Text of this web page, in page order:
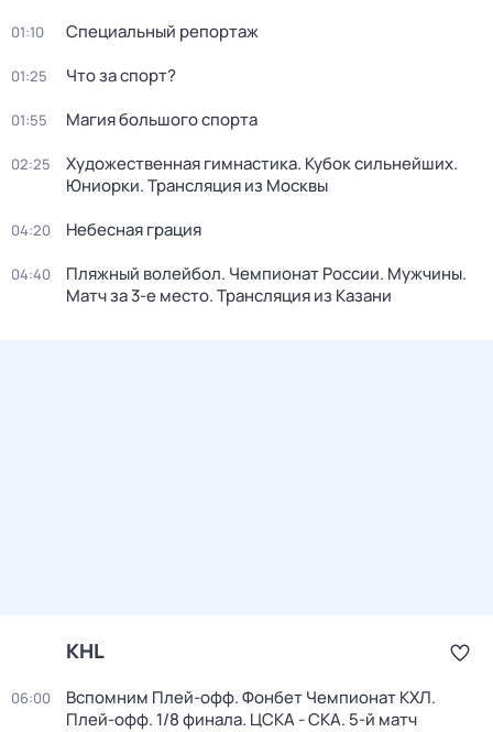
01:10 Специальный репортаж
01:25 Что за спорт?
01:55 Магия большого спорта
02:25
Художественная гимнастика. Кубок сильнейших.
Юниорки. Трансляция из Москвы
04:20 Небесная грация
04:40
Пляжный волейбол. Чемпионат России. Мужчины.
Матч за 3-е место. Трансляция из Казани
KHL
06:00
Вспомним Плей-офф. Фонбет Чемпионат КХЛ.
Плей-офф. 1/8 финала. ЦСКА - СКА. 5-й матч